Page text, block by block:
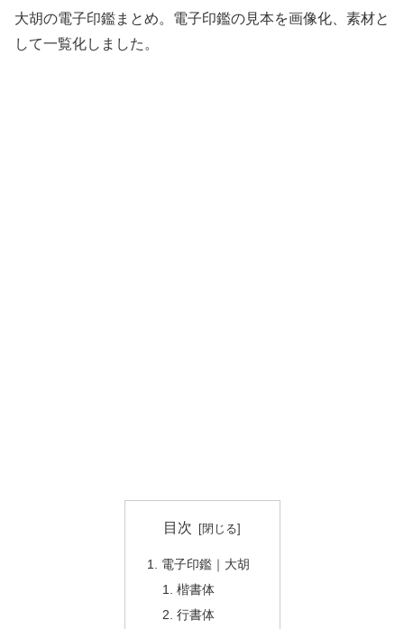
大胡の電子印鑑まとめ。電子印鑑の見本を画像化、素材と
して一覧化しました。
目次
電子印鑑｜大胡
楷書体
行書体